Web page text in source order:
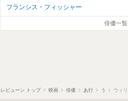
フランシス・フィッシャー
俳優一
レビューン トップ 映画 俳優 あ行 う ウィ